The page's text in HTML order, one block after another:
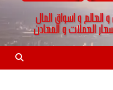
اسواق المال و العملات